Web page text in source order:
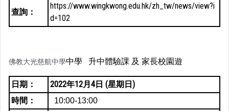
查詢：
https://www.wingkwong.edu.hk/zh_tw/news/view?i
d=102
佛教大光慈航中學中學 升中體驗課 及 家長校園遊
日期：
2022年12月4日 (星期日)
時間：
10:00-13:00